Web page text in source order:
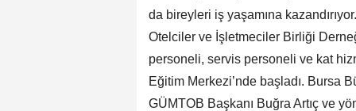
da bireyleri iş yaşamına
Otelciler ve İşletmeciler Birliği
personeli, servis personeli ve kat
Eğitim Merkezi’nde başladı. Bursa
GÜMTOB Başkanı Buğra Artıç ve